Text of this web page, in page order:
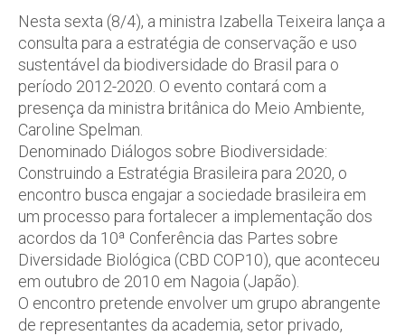
Nesta sexta (8/4), a ministra Izabella Teixeira lança a
consulta para a estratégia de conservação e uso
sustentável da biodiversidade do Brasil para o
período 2012-2020. O evento contará com a
presença da ministra britânica do Meio Ambiente,
Caroline Spelman.
Denominado Diálogos sobre Biodiversidade:
Construindo a Estratégia Brasileira para 2020, o
encontro busca engajar a sociedade brasileira em
um processo para fortalecer a implementação dos
acordos da 10ª Conferência das Partes sobre
Diversidade Biológica (CBD COP10), que aconteceu
em outubro de 2010 em Nagoia (Japão).
O encontro pretende envolver um grupo abrangente
de representantes da academia, setor privado,